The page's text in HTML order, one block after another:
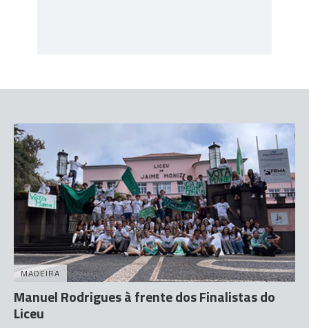
MADEIRA
Manuel Rodrigues à frente dos Finalistas do
Liceu